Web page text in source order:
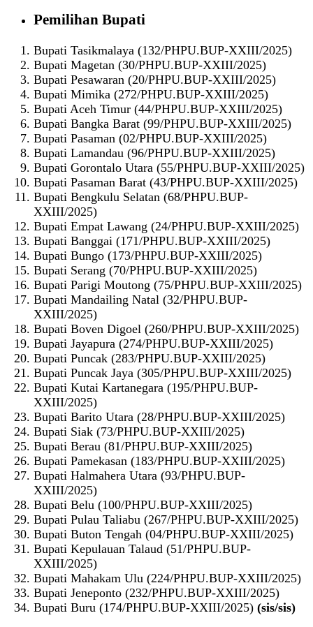
Pemilihan Bupati
Bupati Tasikmalaya (132/PHPU.BUP-XXIII/2025)
Bupati Magetan (30/PHPU.BUP-XXIII/2025)
Bupati Pesawaran (20/PHPU.BUP-XXIII/2025)
Bupati Mimika (272/PHPU.BUP-XXIII/2025)
Bupati Aceh Timur (44/PHPU.BUP-XXIII/2025)
Bupati Bangka Barat (99/PHPU.BUP-XXIII/2025)
Bupati Pasaman (02/PHPU.BUP-XXIII/2025)
Bupati Lamandau (96/PHPU.BUP-XXIII/2025)
Bupati Gorontalo Utara (55/PHPU.BUP-XXIII/2025)
Bupati Pasaman Barat (43/PHPU.BUP-XXIII/2025)
Bupati Bengkulu Selatan (68/PHPU.BUP-
XXIII/2025)
Bupati Empat Lawang (24/PHPU.BUP-XXIII/2025)
Bupati Banggai (171/PHPU.BUP-XXIII/2025)
Bupati Bungo (173/PHPU.BUP-XXIII/2025)
Bupati Serang (70/PHPU.BUP-XXIII/2025)
Bupati Parigi Moutong (75/PHPU.BUP-XXIII/2025)
Bupati Mandailing Natal (32/PHPU.BUP-
XXIII/2025)
Bupati Boven Digoel (260/PHPU.BUP-XXIII/2025)
Bupati Jayapura (274/PHPU.BUP-XXIII/2025)
Bupati Puncak (283/PHPU.BUP-XXIII/2025)
Bupati Puncak Jaya (305/PHPU.BUP-XXIII/2025)
Bupati Kutai Kartanegara (195/PHPU.BUP-
XXIII/2025)
Bupati Barito Utara (28/PHPU.BUP-XXIII/2025)
Bupati Siak (73/PHPU.BUP-XXIII/2025)
Bupati Berau (81/PHPU.BUP-XXIII/2025)
Bupati Pamekasan (183/PHPU.BUP-XXIII/2025)
Bupati Halmahera Utara (93/PHPU.BUP-
XXIII/2025)
Bupati Belu (100/PHPU.BUP-XXIII/2025)
Bupati Pulau Taliabu (267/PHPU.BUP-XXIII/2025)
Bupati Buton Tengah (04/PHPU.BUP-XXIII/2025)
Bupati Kepulauan Talaud (51/PHPU.BUP-
XXIII/2025)
Bupati Mahakam Ulu (224/PHPU.BUP-XXIII/2025)
Bupati Jeneponto (232/PHPU.BUP-XXIII/2025)
Bupati Buru (174/PHPU.BUP-XXIII/2025) (sis/sis)